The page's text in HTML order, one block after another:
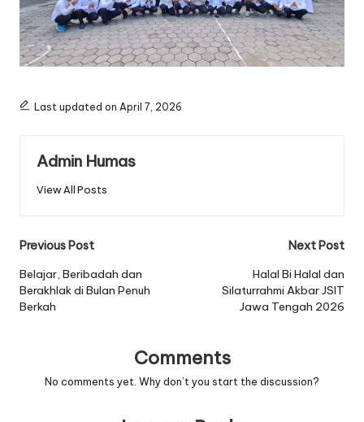
Last updated on April 7, 2026
Admin Humas
View All Posts
Post
navigation
Previous Post
Belajar, Beribadah dan
Berakhlak di Bulan Penuh
Berkah
Next Post
Halal Bi Halal dan
Silaturrahmi Akbar JSIT
Jawa Tengah 2026
Comments
No comments yet. Why don’t you start the discussion?